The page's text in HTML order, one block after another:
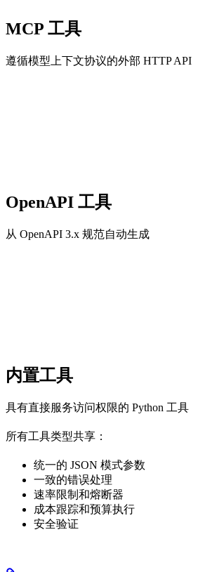
MCP 工具
遵循模型上下文协议的外部 HTTP API
OpenAPI 工具
从 OpenAPI 3.x 规范自动生成
内置工具
具有直接服务访问权限的 Python 工具
所有工具类型共享：
统一的 JSON 模式参数
一致的错误处理
速率限制和熔断器
成本跟踪和预算执行
安全验证